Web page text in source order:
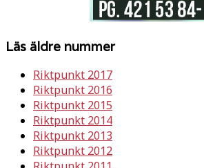
Läs äldre nummer
Riktpunkt 2017
Riktpunkt 2016
Riktpunkt 2015
Riktpunkt 2014
Riktpunkt 2013
Riktpunkt 2012